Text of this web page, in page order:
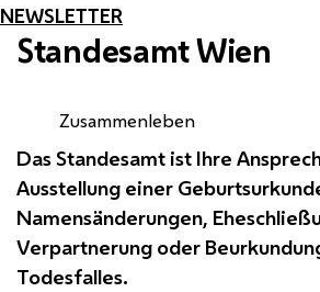
NEWSLETTER
Standesamt Wien
Zusammenleben
Das Standesamt ist Ihre
Ausstellung einer
Namensänderungen,
Verpartnerung oder
Todesfalles.